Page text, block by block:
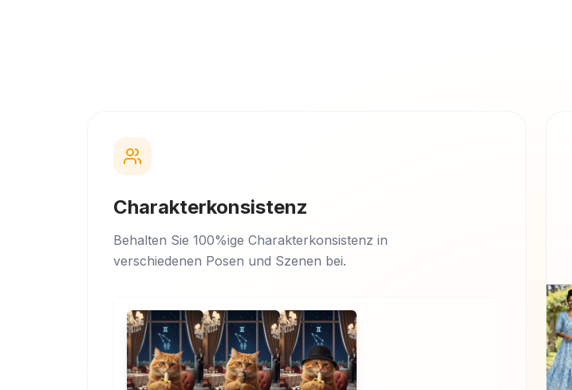
Charakterkonsistenz
Behalten Sie 100%ige Charakterkonsistenz in
verschiedenen Posen und Szenen bei.